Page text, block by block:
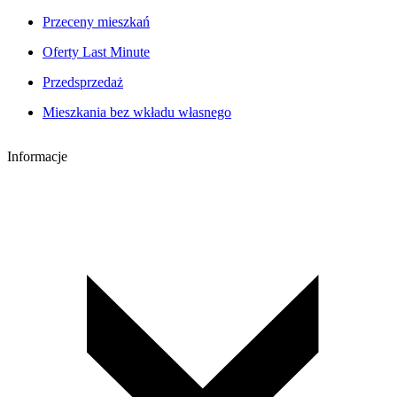
Przeceny mieszkań
Oferty Last Minute
Przedsprzedaż
Mieszkania bez wkładu własnego
Informacje